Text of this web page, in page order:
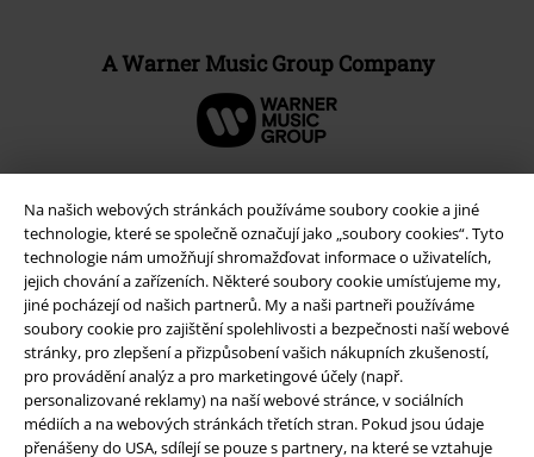
Na našich webových stránkách používáme soubory cookie a jiné
technologie, které se společně označují jako „soubory cookies“. Tyto
technologie nám umožňují shromažďovat informace o uživatelích,
jejich chování a zařízeních. Některé soubory cookie umísťujeme my,
jiné pocházejí od našich partnerů. My a naši partneři používáme
soubory cookie pro zajištění spolehlivosti a bezpečnosti naší webové
stránky, pro zlepšení a přizpůsobení vašich nákupních zkušeností,
pro provádění analýz a pro marketingové účely (např.
personalizované reklamy) na naší webové stránce, v sociálních
médiích a na webových stránkách třetích stran. Pokud jsou údaje
přenášeny do USA, sdílejí se pouze s partnery, na které se vztahuje
A Warner Music Group Company
Právní informace
Podmínky